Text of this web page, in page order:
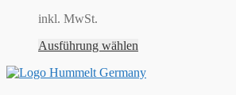
inkl. MwSt.
Ausführung wählen